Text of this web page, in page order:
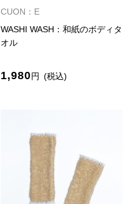
CUON：E
WASHI WASH：和紙のボディタ
オル
1,980円 (税込)